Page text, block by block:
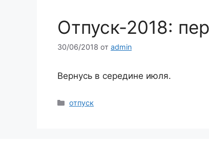
Отпуск-2018:
30/06/2018 от admin
Вернусь в середине июля.
Рубрики
отпуск